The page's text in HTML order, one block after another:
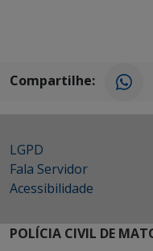
Compartilhe:
LGPD
Fala Servidor
Acessibilidade
POLÍCIA CIVIL DE